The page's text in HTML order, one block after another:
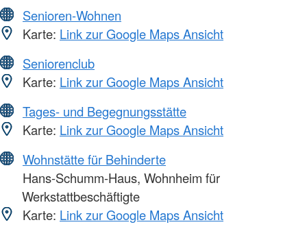
Senioren-Wohnen
Karte: Link zur Google Maps Ansicht
Seniorenclub
Karte: Link zur Google Maps Ansicht
Tages- und Begegnungsstätte
Karte: Link zur Google Maps Ansicht
Wohnstätte für Behinderte
Hans-Schumm-Haus, Wohnheim für
Werkstattbeschäftigte
Karte: Link zur Google Maps Ansicht